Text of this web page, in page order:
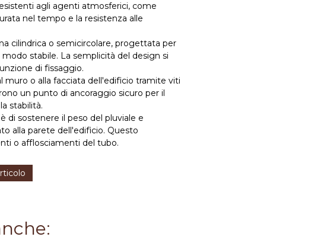
agli agenti atmosferici, come
nel tempo e la resistenza alle
cilindrica o semicircolare, progettata per
stabile. La semplicità del design si
di fissaggio.
muro o alla facciata dell'edificio tramite viti
un punto di ancoraggio sicuro per il
stabilità.
di sostenere il peso del pluviale e
alla parete dell'edificio. Questo
o afflosciamenti del tubo.